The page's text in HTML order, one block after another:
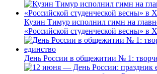
Кузин Тимур исполнил гимн на
«Российской студенческой весны» в
День России в общежитии № 1: